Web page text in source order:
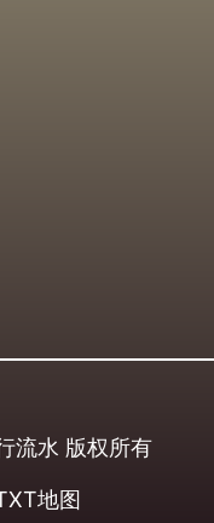
流水 版权所有
地图